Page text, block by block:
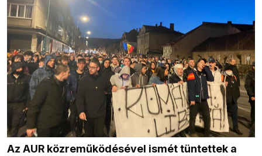
Az AUR közreműködésével ismét tüntettek a